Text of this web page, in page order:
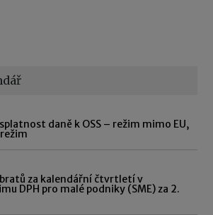
daně k OSS – režim mimo EU,
za kalendářní čtvrtletí v
DPH pro malé podniky (SME) za 2.